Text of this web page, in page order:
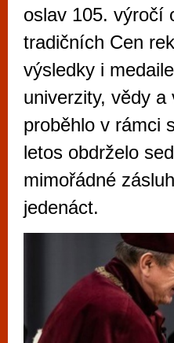
oslav 105. výročí
tradičních Cen
výsledky i
univerzity, vědy
proběhlo v rámci
letos obdrželo
mimořádné
jedenáct.
Mimo jiné je ale
vyzkoušet různé
metropoli
po moderní
příležitostné hráče.